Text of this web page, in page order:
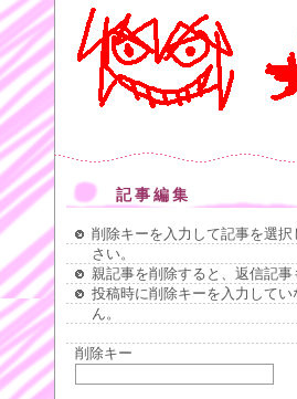
記事編集
削除キーを入力して記事を選択
さい。
親記事を削除すると、返信記事
投稿時に削除キーを入力して
ん。
削除キー